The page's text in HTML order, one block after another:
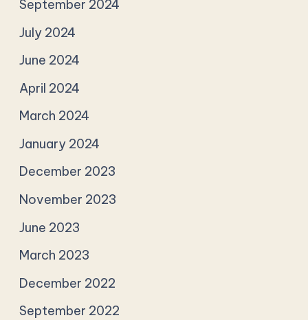
September 2024
July 2024
June 2024
April 2024
March 2024
January 2024
December 2023
November 2023
June 2023
March 2023
December 2022
September 2022